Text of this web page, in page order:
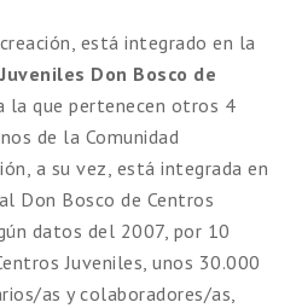
está integrado en la
Don Bosco de
la que pertenecen otros 4
de la Comunidad
a su vez, está integrada en
Don Bosco de Centros
datos del 2007, por 10
Juveniles, unos 30.000
as y colaboradores/as,